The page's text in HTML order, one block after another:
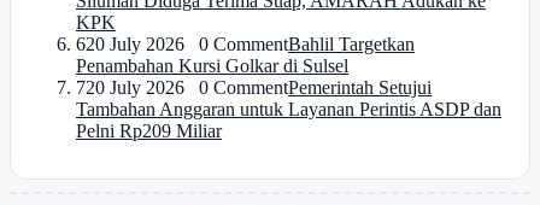
KPK
620 July 2026 0 CommentBahlil Targetkan
Penambahan Kursi Golkar di Sulsel
720 July 2026 0 CommentPemerintah Setujui
Tambahan Anggaran untuk Layanan Perintis ASDP dan
Pelni Rp209 Miliar